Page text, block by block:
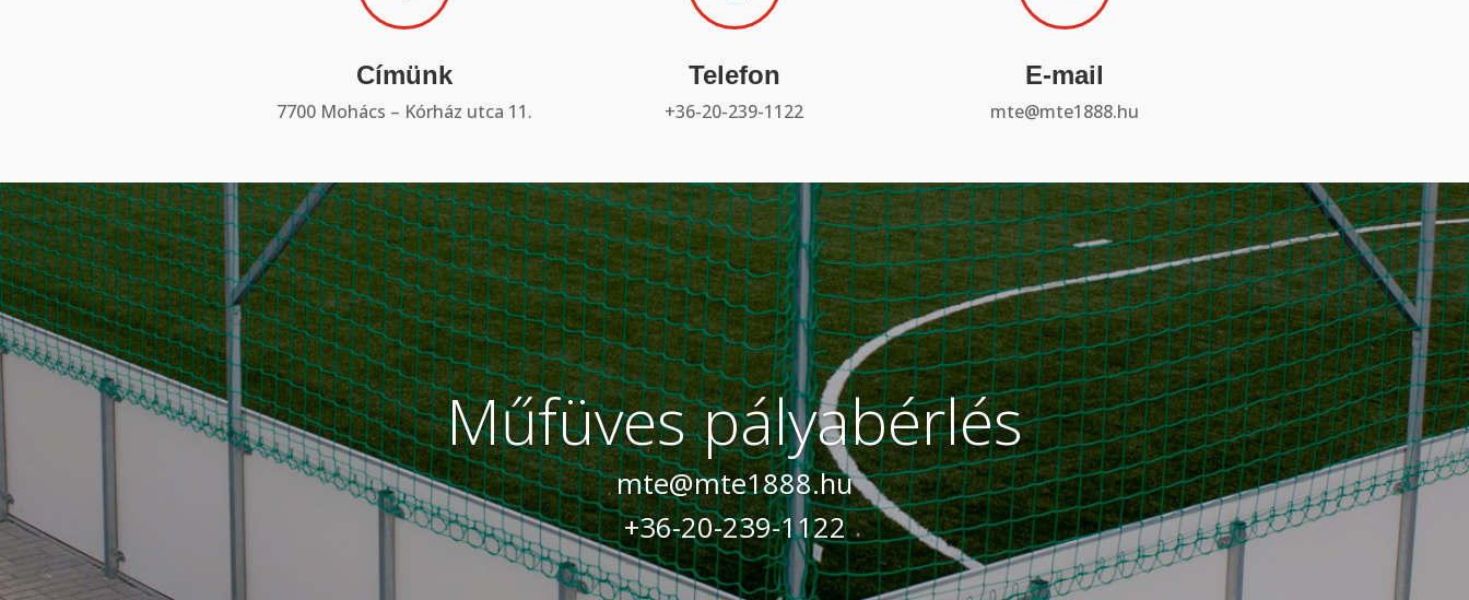
Címünk
7700 Mohács – Kórház utca 11.
Telefon
+36-20-239-1122
E-mail
mte@mte1888.hu
Műfüves pályabérlés
mte@mte1888.hu
+36-20-239-1122